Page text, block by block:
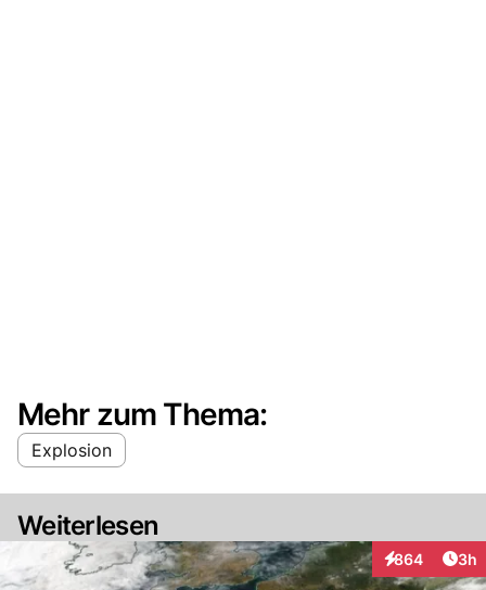
Mehr zum Thema:
Explosion
Weiterlesen
864
Interaktionen
3h